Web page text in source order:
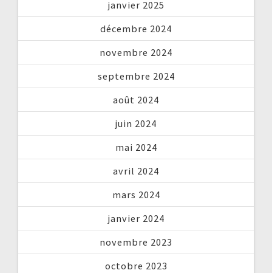
janvier 2025
décembre 2024
novembre 2024
septembre 2024
août 2024
juin 2024
mai 2024
avril 2024
mars 2024
janvier 2024
novembre 2023
octobre 2023